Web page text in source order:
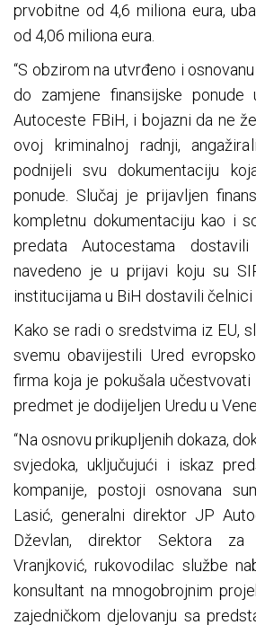
prvobitne od 4,6 miliona eura,
od 4,06 miliona eura.
“S obzirom na utvrđeno i
do zamjene finansijske
Autoceste FBiH, i bojazni da ne
ovoj kriminalnoj radnji,
podnijeli svu dokumentaciju
ponude. Slučaj je prijavljen
kompletnu dokumentaciju kao i
predata Autocestama dostavili
navedeno je u prijavi koju su
institucijama u BiH dostavili čelnici
Kako se radi o sredstvima iz EU,
svemu obavijestili Ured
firma koja je pokušala
predmet je dodijeljen Uredu u
“Na osnovu prikupljenih dokaza,
svjedoka, uključujući i iskaz
kompanije, postoji osnovana
Lasić, generalni direktor JP
Dževlan, direktor Sektora za
Vranjković, rukovodilac službe
konsultant na mnogobrojnim
zajedničkom djelovanju sa